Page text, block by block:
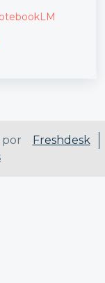
por
Freshdesk